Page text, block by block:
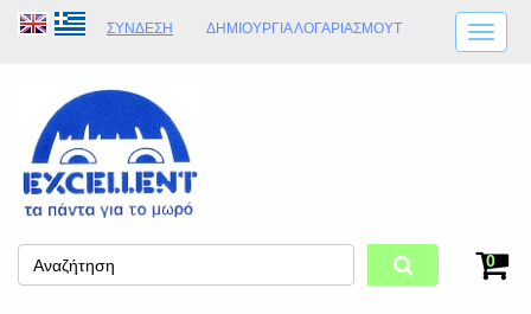
ΣΎΝΔΕΣΗ ΔΗΜΙΟΥΡΓΊΑ ΛΟΓΑΡΙΑΣΜΟΎT
ΩΡΆΡΙΟ ΚΑΤΑΣΤΉΜΑΤΟΣ
ΦΥΣΙΚΌ ΚΑΤΆΣΤΗΜΑ
0